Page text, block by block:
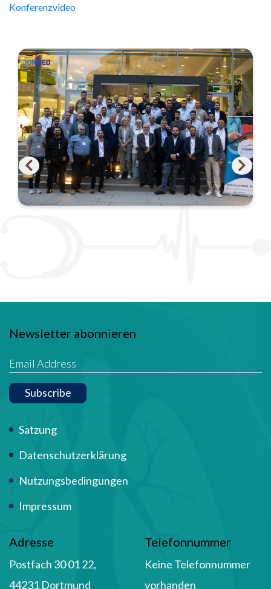
Konferenzvideo
Newsletter abonnieren
Subscribe
Term Of Use
Satzung
Datenschutzerklärung
Nutzungsbedingungen
Impressum
Adresse
Postfach 30 01 22,
44231 Dortmund
Telefonnummer
Keine Telefonnummer
vorhanden